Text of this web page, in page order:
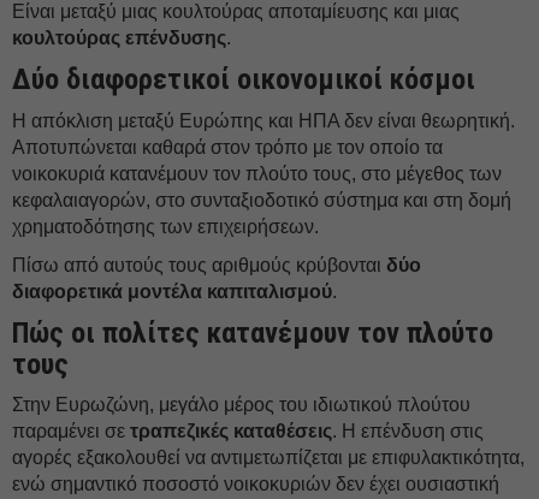
Είναι μεταξύ μιας κουλτούρας αποταμίευσης και μιας
κουλτούρας επένδυσης.
Δύο διαφορετικοί οικονομικοί κόσμοι
Η απόκλιση μεταξύ Ευρώπης και ΗΠΑ δεν είναι θεωρητική.
Αποτυπώνεται καθαρά στον τρόπο με τον οποίο τα
νοικοκυριά κατανέμουν τον πλούτο τους, στο μέγεθος των
κεφαλαιαγορών, στο συνταξιοδοτικό σύστημα και στη δομή
χρηματοδότησης των επιχειρήσεων.
Πίσω από αυτούς τους αριθμούς κρύβονται δύο
διαφορετικά μοντέλα καπιταλισμού.
Πώς οι πολίτες κατανέμουν τον πλούτο
τους
Στην Ευρωζώνη, μεγάλο μέρος του ιδιωτικού πλούτου
παραμένει σε τραπεζικές καταθέσεις. Η επένδυση στις
αγορές εξακολουθεί να αντιμετωπίζεται με επιφυλακτικότητα,
ενώ σημαντικό ποσοστό νοικοκυριών δεν έχει ουσιαστική